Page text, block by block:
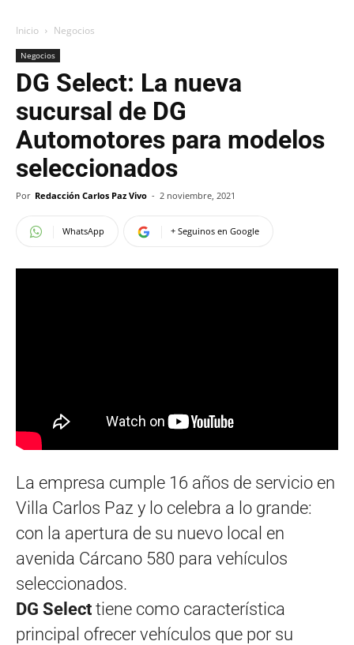
Inicio Negocios
Negocios
DG Select: La nueva
sucursal de DG
Automotores para modelos
seleccionados
Por Redacción Carlos Paz Vivo - 2 noviembre, 2021
WhatsApp + Seguinos en Google
La empresa cumple 16 años de servicio en
Villa Carlos Paz y lo celebra a lo grande:
con la apertura de su nuevo local en
avenida Cárcano 580 para vehículos
seleccionados.
DG Select tiene como característica
principal ofrecer vehículos que por su